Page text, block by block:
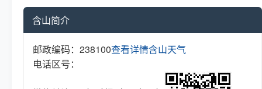
含山简介
邮政编码：238100
电话区号：
查看详情含山天气